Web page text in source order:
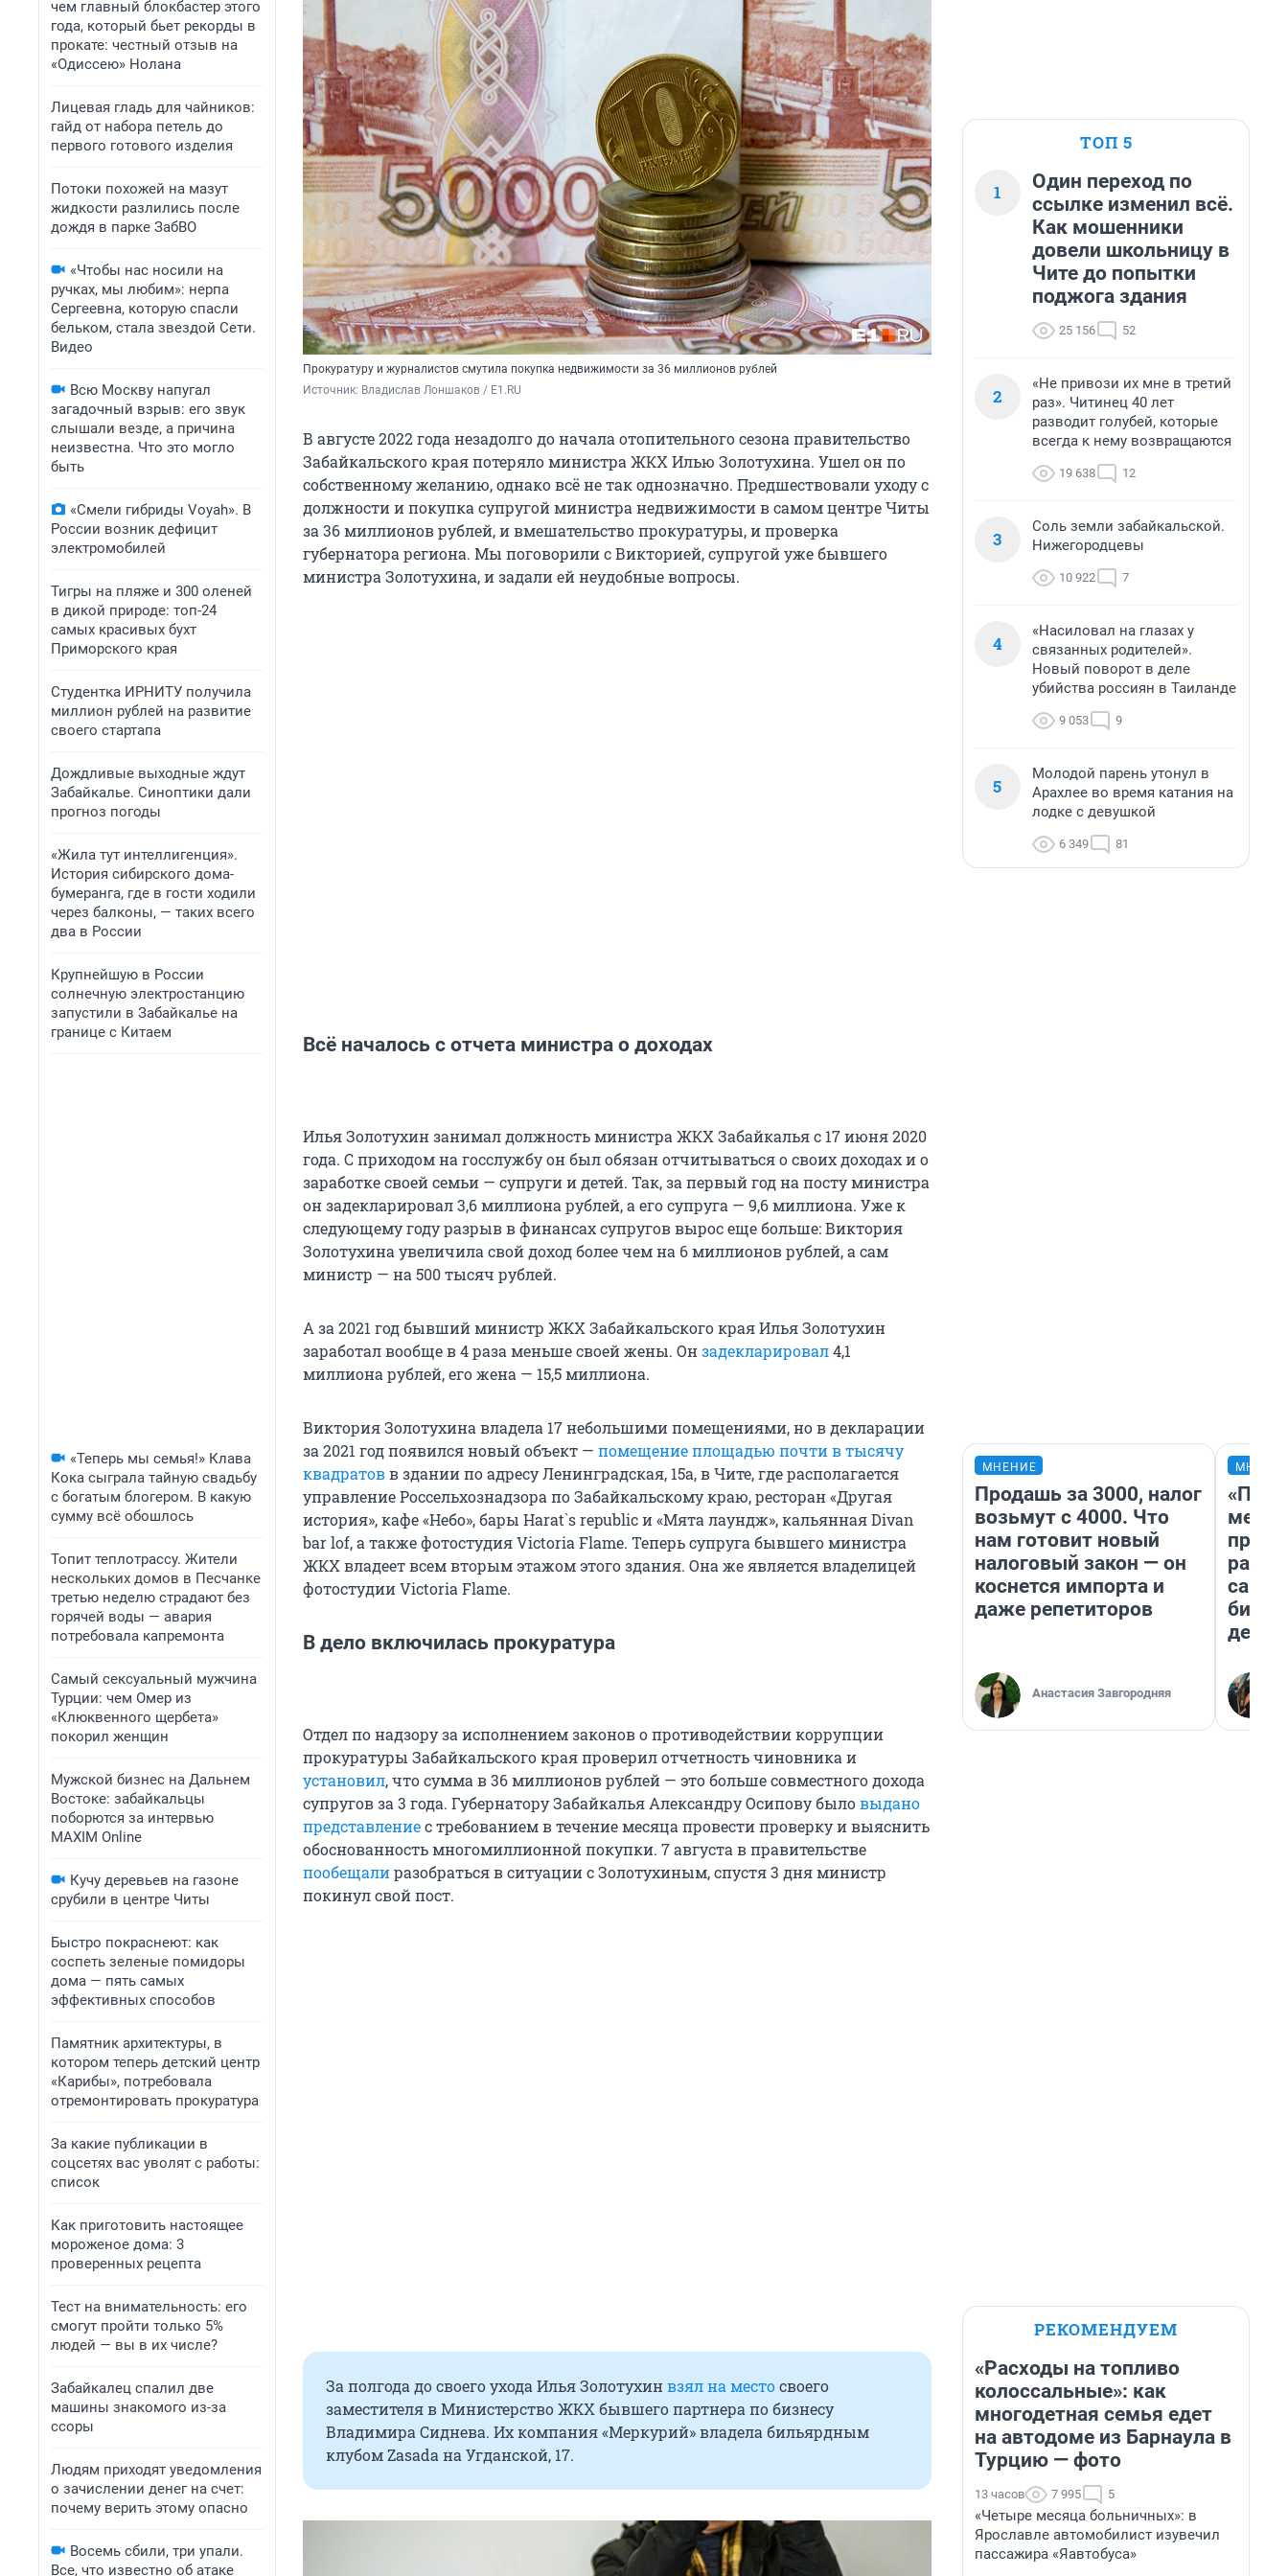
чем главный блокбастер этого
года, который бьет рекорды в
прокате: честный отзыв на
«Одиссею» Нолана
Лицевая гладь для чайников:
гайд от набора петель до
первого готового изделия
Потоки похожей на мазут
жидкости разлились после
дождя в парке ЗабВО
«Чтобы нас носили на
ручках, мы любим»: нерпа
Сергеевна, которую спасли
бельком, стала звездой Сети.
Видео
Всю Москву напугал
загадочный взрыв: его звук
слышали везде, а причина
неизвестна. Что это могло
быть
«Смели гибриды Voyah». В
России возник дефицит
электромобилей
Тигры на пляже и 300 оленей
в дикой природе: топ-24
самых красивых бухт
Приморского края
Студентка ИРНИТУ получила
миллион рублей на развитие
своего стартапа
Дождливые выходные ждут
Забайкалье. Синоптики дали
прогноз погоды
«Жила тут интеллигенция».
История сибирского дома-
бумеранга, где в гости ходили
через балконы, — таких всего
два в России
Крупнейшую в России
солнечную электростанцию
запустили в Забайкалье на
границе с Китаем
«Теперь мы семья!» Клава
Кока сыграла тайную свадьбу
с богатым блогером. В какую
сумму всё обошлось
Топит теплотрассу. Жители
нескольких домов в Песчанке
третью неделю страдают без
горячей воды — авария
потребовала капремонта
Самый сексуальный мужчина
Турции: чем Омер из
«Клюквенного щербета»
покорил женщин
Мужской бизнес на Дальнем
Востоке: забайкальцы
поборются за интервью
MAXIM Online
Кучу деревьев на газоне
срубили в центре Читы
Быстро покраснеют: как
соспеть зеленые помидоры
дома — пять самых
эффективных способов
Памятник архитектуры, в
котором теперь детский центр
«Карибы», потребовала
отремонтировать прокуратура
За какие публикации в
соцсетях вас уволят с работы:
список
Как приготовить настоящее
мороженое дома: 3
проверенных рецепта
Тест на внимательность: его
смогут пройти только 5%
людей — вы в их числе?
Забайкалец спалил две
машины знакомого из-за
ссоры
Людям приходят уведомления
о зачислении денег на счет:
почему верить этому опасно
Восемь сбили, три упали.
Все, что известно об атаке
Прокуратуру и журналистов смутила покупка недвижимости за 36 миллионов рублей
Источник: Владислав Лоншаков / E1.RU
В августе 2022 года незадолго до начала отопительного сезона правительство
Забайкальского края потеряло министра ЖКХ Илью Золотухина. Ушел он по
собственному желанию, однако всё не так однозначно. Предшествовали уходу с
должности и покупка супругой министра недвижимости в самом центре Читы
за 36 миллионов рублей, и вмешательство прокуратуры, и проверка
губернатора региона. Мы поговорили с Викторией, супругой уже бывшего
министра Золотухина, и задали ей неудобные вопросы.
Всё началось с отчета министра о доходах
Илья Золотухин занимал должность министра ЖКХ Забайкалья с 17 июня 2020
года. С приходом на госслужбу он был обязан отчитываться о своих доходах и о
заработке своей семьи — супруги и детей. Так, за первый год на посту министра
он задекларировал 3,6 миллиона рублей, а его супруга — 9,6 миллиона. Уже к
следующему году разрыв в финансах супругов вырос еще больше: Виктория
Золотухина увеличила свой доход более чем на 6 миллионов рублей, а сам
министр — на 500 тысяч рублей.
А за 2021 год бывший министр ЖКХ Забайкальского края Илья Золотухин
заработал вообще в 4 раза меньше своей жены. Онзадекларировал4,1
миллиона рублей, его жена — 15,5 миллиона.
Виктория Золотухина владела 17 небольшими помещениями, но в декларации
за 2021 год появился новый объект — помещение площадью почти в тысячу
квадратовв здании по адресу Ленинградская, 15а, в Чите, где располагается
управление Россельхознадзора по Забайкальскому краю, ресторан «Другая
история», кафе «Небо», бары Harat`s republic и «Мята лаундж», кальянная Divan
bar lof, а также фотостудия Victoria Flame. Теперь супруга бывшего министра
ЖКХ владеет всем вторым этажом этого здания. Она же является владелицей
фотостудии Victoria Flame.
В дело включилась прокуратура
Отдел по надзору за исполнением законов о противодействии коррупции
прокуратуры Забайкальского края проверил отчетность чиновника и
установил, что сумма в 36 миллионов рублей — это больше совместного дохода
супругов за 3 года. Губернатору Забайкалья Александру Осипову быловыдано
представлениес требованием в течение месяца провести проверку и выяснить
обоснованность многомиллионной покупки. 7 августа в правительстве
пообещалиразобраться в ситуации с Золотухиным, спустя 3 дня министр
покинул свой пост.
За полгода до своего ухода Илья Золотухинвзял на местосвоего
заместителя в Министерство ЖКХ бывшего партнера по бизнесу
Владимира Сиднева. Их компания «Меркурий» владела бильярдным
клубом Zasada на Угданской, 17.
ТОП 5
1
Один переход по
ссылке изменил всё.
Как мошенники
довели школьницу в
Чите до попытки
поджога здания
25 156 52
2
«Не привози их мне в третий
раз». Читинец 40 лет
разводит голубей, которые
всегда к нему возвращаются
19 638 12
3
Соль земли забайкальской.
Нижегородцевы
10 922 7
4
«Насиловал на глазах у
связанных родителей».
Новый поворот в деле
убийства россиян в Таиланде
9 053 9
5
Молодой парень утонул в
Арахлее во время катания на
лодке с девушкой
6 349 81
МНЕНИЕ
Продашь за 3000, налог
возьмут с 4000. Что
нам готовит новый
налоговый закон — он
коснется импорта и
даже репетиторов
Анастасия Завгородняя
РЕКОМЕНДУЕМ
«Расходы на топливо
колоссальные»: как
многодетная семья едет
на автодоме из Барнаула в
Турцию — фото
13 часов 7 995 5
«Четыре месяца больничных»: в
Ярославле автомобилист изувечил
пассажира «Яавтобуса»